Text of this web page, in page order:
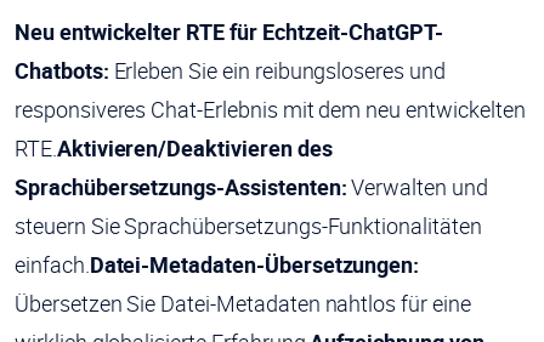
Neu entwickelter RTE für Echtzeit-ChatGPT-
Chatbots: Erleben Sie ein reibungsloseres und
responsiveres Chat-Erlebnis mit dem neu entwickelten
RTE.Aktivieren/Deaktivieren des
Sprachübersetzungs-Assistenten:Verwalten und
steuern Sie Sprachübersetzungs-Funktionalitäten
einfach.Datei-Metadaten-Übersetzungen:
Übersetzen Sie Datei-Metadaten nahtlos für eine